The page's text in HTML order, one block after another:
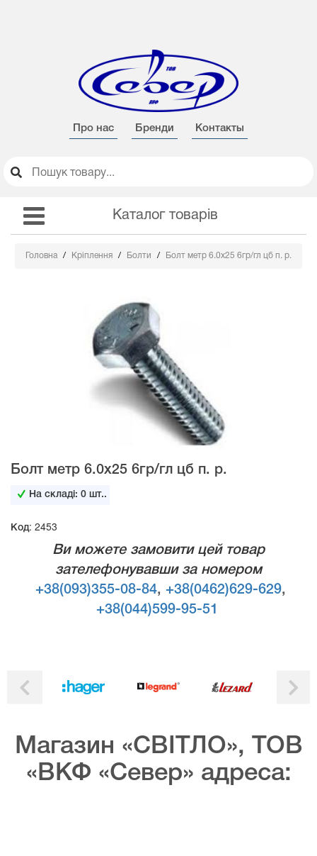
Про нас Бренди Контакты
Каталог товарів
Головна Кріплення Болти Болт метр 6.0х25 6гр/гл цб п. р.
Болт метр 6.0х25 6гр/гл цб п. р.
На складі:0 шт..
Код: 2453
Ви можете замовити цей товар
зателефонувавши за номером
+38(093)355-08-84, +38(0462)629-629,
+38(044)599-95-51
Магазин «СВІТЛО», ТОВ
«ВКФ «Север» адреса: